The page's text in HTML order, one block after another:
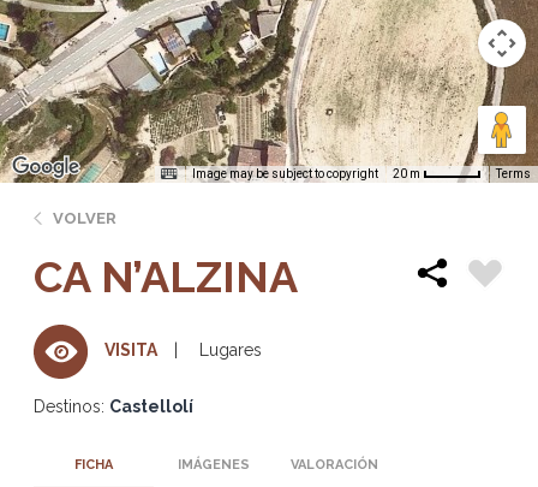
Image may be subject to copyright 20 m Terms
VOLVER
CA N’ALZINA
VISITA Lugares
Destinos: Castellolí
FICHA IMÁGENES VALORACIÓN